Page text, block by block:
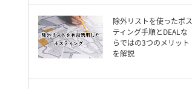
除外リストを使ったポス
ティング手順とDEALな
らではの3つのメリット
を解説